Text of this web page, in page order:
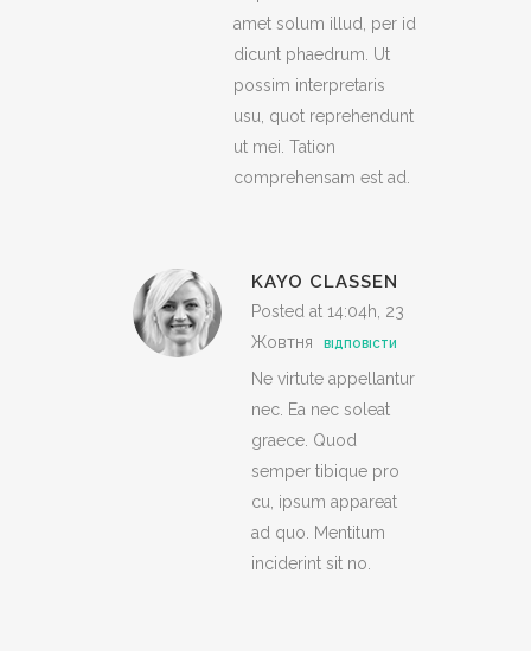
amet solum illud, per id
dicunt phaedrum. Ut
possim interpretaris
usu, quot reprehendunt
ut mei. Tation
comprehensam est ad.
KAYO CLASSEN
Posted at 14:04h, 23
Жовтня
ВІДПОВІСТИ
Ne virtute appellantur
nec. Ea nec soleat
graece. Quod
semper tibique pro
cu, ipsum appareat
ad quo. Mentitum
inciderint sit no.